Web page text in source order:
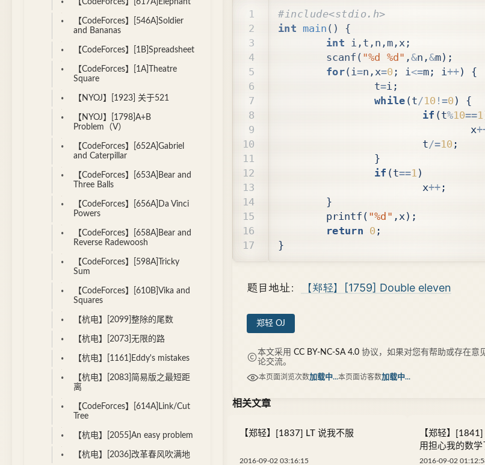
【CodeForces】[617A]Elephant
【CodeForces】[546A]Soldier
and Bananas
【CodeForces】[1B]Spreadsheet
【CodeForces】[1A]Theatre
Square
【NYOJ】[1923] 关于521
【NYOJ】[1798]A+B
Problem（V）
【CodeForces】[652A]Gabriel
and Caterpillar
【CodeForces】[653A]Bear and
Three Balls
【CodeForces】[656A]Da Vinci
Powers
【CodeForces】[658A]Bear and
Reverse Radewoosh
【CodeForces】[598A]Tricky
Sum
【CodeForces】[610B]Vika and
Squares
【杭电】[2099]整除的尾数
【杭电】[2073]无限的路
【杭电】[1161]Eddy's mistakes
【杭电】[2083]简易版之最短距
离
【CodeForces】[614A]Link/Cut
Tree
【杭电】[2055]An easy problem
【杭电】[2036]改革春风吹满地
int main ()
{
int
i , t , n , m , x ;
scanf ( "%d %d" ,&n ,&m);
for( i=n , x=0 ; i<=m ; i++)
{
t=i ;
while (t/10 !=0 )
{
if (t%10==1
x
t/=10 ;
}
if (t==1 )
x++ ;
}
printf ( "%d" , x );
return 0 ;
}
题目地址： 【郑轻】[1759] Double eleven
郑轻 OJ
本文采用CC BY-NC-SA 4.0 协议，如果对您有帮助或存在意
论交流。
本页面浏览次数加载中...本页面访客数加载中...
相关文章
【郑轻】[1837] LT 说我不服
2016-09-02 03:16:15
【郑轻】
用担心我的数学
2016-09-02